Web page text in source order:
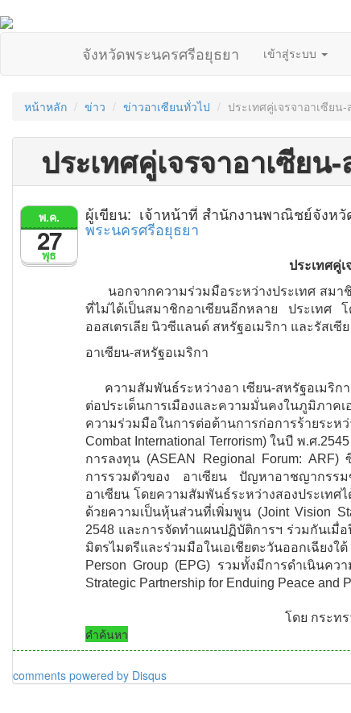
จังหวัดพระนครศรีอยุธยา เข้าสู่ระบบ
หน้าหลัก ข่าว ข่าวอาเซียนทั่วไป ประเทศคู่เจรจาอาเซียน-
ประเทศคู่เจรจาอาเซียน
พุธ
พ.ค.
27
ผู้เขียน: เจ้าหน้าที่ สำนักงานพาณิชย์จังห
พระนครศรีอยุธยา
ประเทศคู่
นอกจากความร่วมมือระหว่างประเทศ สมาชิ
ที่ไม่ได้เป็นสมาชิกอาเซียนอีกหลาย ประเท
ออสเตรเลีย นิวซีแลนด์ สหรัฐอเมริกา และรัสเซีย
อาเซียน-สหรัฐอเมริกา
ความสัมพันธ์ระหว่างอา เซียน-สหรัฐอเมริกา
ต่อประเด็นการเมืองและความมั่นคงในภูมิภา
ความร่วมมือในการต่อต้านการก่อการร้ายระหว่
Combat International Terrorism) ในปี พ.ศ
การลงทุน (ASEAN Regional Forum: ARF)
การรวมตัวของ อาเซียน ปัญหาอาชญากรรม
อาเซียน โดยความสัมพันธ์ระหว่างสองประเท
ด้วยความเป็นหุ้นส่วนที่เพิ่มพูน (Joint Vision
2548 และการจัดทำแผนปฏิบัติการฯ ร่วมกันเ
มิตรไมตรีและร่วมมือในเอเชียตะวันออกเฉี
Person Group (EPG) รวมทั้งมีการดำเนินค
Strategic Partnership for Enduing Peace and
โดย กระท
คำค้นหา
comments powered by Disqus